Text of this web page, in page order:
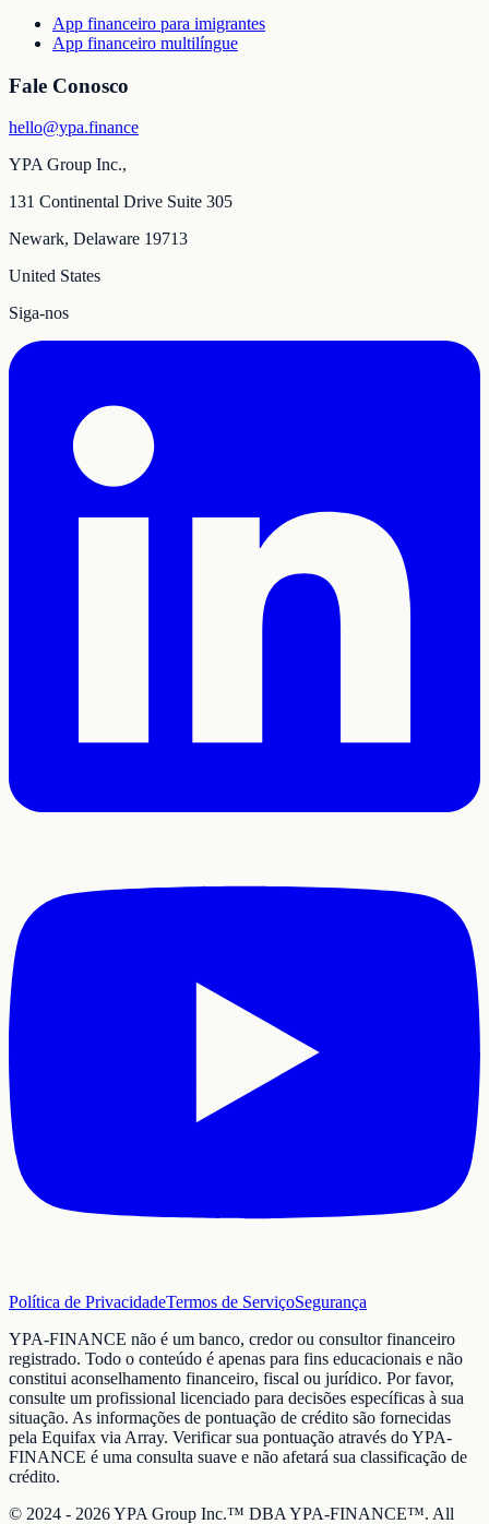
App financeiro para imigrantes
App financeiro multilíngue
Fale Conosco
hello@ypa.finance
YPA Group Inc.,
131 Continental Drive Suite 305
Newark, Delaware 19713
United States
Siga-nos
Política de PrivacidadeTermos de ServiçoSegurança
YPA-FINANCE não é um banco, credor ou consultor financeiro
registrado. Todo o conteúdo é apenas para fins educacionais e não
constitui aconselhamento financeiro, fiscal ou jurídico. Por favor,
consulte um profissional licenciado para decisões específicas à sua
situação. As informações de pontuação de crédito são fornecidas
pela Equifax via Array. Verificar sua pontuação através do YPA-
FINANCE é uma consulta suave e não afetará sua classificação de
crédito.
© 2024 - 2026 YPA Group Inc.™ DBA YPA-FINANCE™. All